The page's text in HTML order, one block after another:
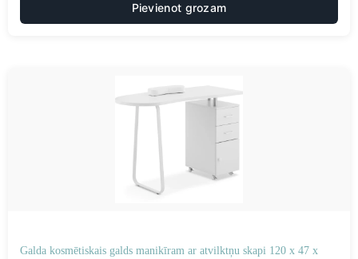
Pievienot grozam
Galda kosmētiskais galds manikīram ar atvilktņu skapi 120 x 47 x